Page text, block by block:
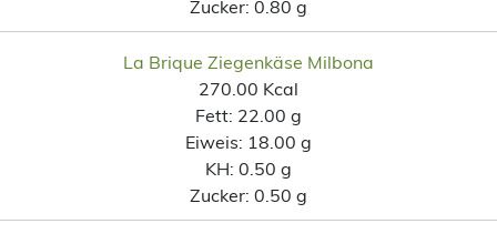
Zucker: 0.80 g
La Brique Ziegenkäse Milbona
270.00 Kcal
Fett: 22.00 g
Eiweis: 18.00 g
KH: 0.50 g
Zucker: 0.50 g